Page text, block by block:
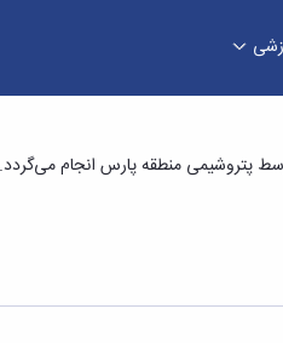
کارشناسی ارشد و
منطقه پارس انجام